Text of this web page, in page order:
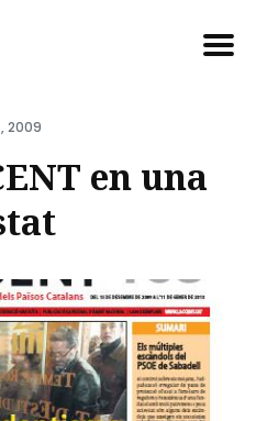
2009
en una